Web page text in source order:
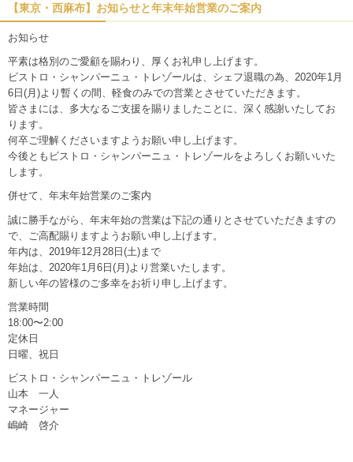
【東京・西麻布】お知らせと年末年始営業のご案内
お知らせ
平素は格別のご愛顧を賜わり、厚くお礼申し上げます。
ビストロ・シャンパーニュ・トレゾールは、シェフ退職の為、2020年1月
6日(月)より暫くの間、軽食のみでの営業とさせていただきます。
皆さまには、多大なるご支援を賜りましたことに、深く感謝いたしてお
ります。
何卒ご理解くださいますようお願い申し上げます。
今後ともビストロ・シャンパーニュ・トレゾールをよろしくお願いいた
します。
併せて、年末年始営業のご案内
誠に勝手ながら、年末年始の営業は下記の通りとさせていただきますの
で、ご高配賜りますようお願い申し上げます。
年内は、2019年12月28日(土)まで
年始は、2020年1月6日(月)より営業いたします。
新しい年の皆様のご多幸をお祈り申し上げます。
営業時間
18:00〜2:00
定休日
日曜、祝日
ビストロ・シャンパーニュ・トレゾール
山本 一人
マネージャー
嶋崎 啓介